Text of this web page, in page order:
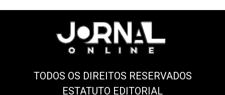
TODOS OS DIREITOS RESERVADOS
ESTATUTO EDITORIAL